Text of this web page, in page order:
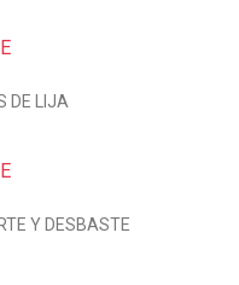
DE LIJA
Y DESBASTE